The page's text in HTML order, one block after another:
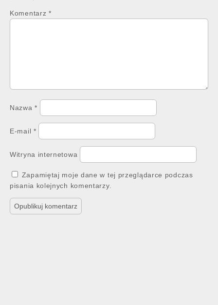
Komentarz *
Nazwa*
E-mail *
Witryna internetowa
Zapamiętaj moje dane w tej przeglądarce podczas
pisania kolejnych komentarzy.